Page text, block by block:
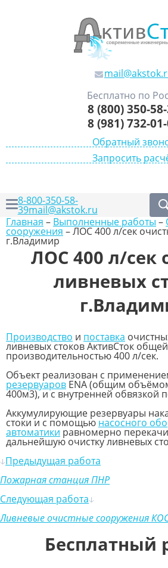
Бесплатно по
8 (800) 350-
8 (981) 732-
Обратный
Запросить
8-800-350-58-
39mail@akstok.ru
Главная – Выполненные работы –
сооружения –ЛОС 400 л/сек
г.Владимир
ЛОС 400 л/сек
ливневых
Производство и поставка
ливневых стоков АктивСток общей
производительностью 400 л/сек.
Объект реализован с
резервуаров ENA (общим
400м3), и с внутренней обвязкой
Аккумулирующие резервуары
стоки и с помощью насосного
автоматики равномерно
дальнейшую очистку ливневых
Предыдущая работа
Пожарная станция ПНР
Следующая работа
Ливневые очистные сооружения
Бесплатный